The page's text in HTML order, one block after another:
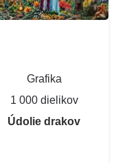
Grafika
1 000 dielikov
Údolie drakov